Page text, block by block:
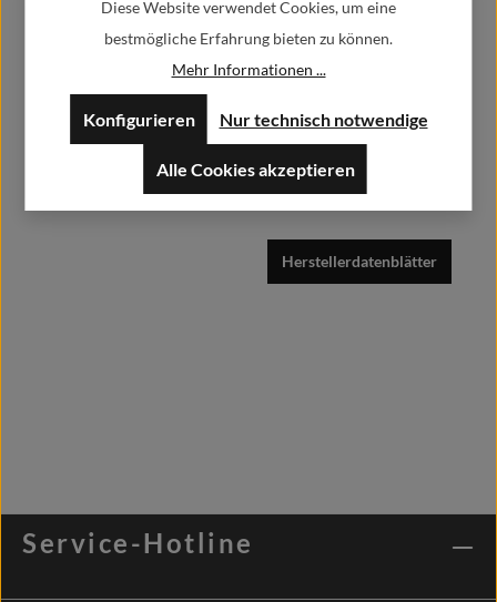
Details
Herstellerinformationen:
Alfa GmbH / Alfashirt
52379 Langerwehe
info@alfashirt.de
Herstellerdatenblätter
Service-Hotline
Diese Website verwendet Cookies, um eine
bestmögliche Erfahrung bieten zu können.
Mehr Informationen ...
Nur technisch notwendige
Konfigurieren
Alle Cookies akzeptieren